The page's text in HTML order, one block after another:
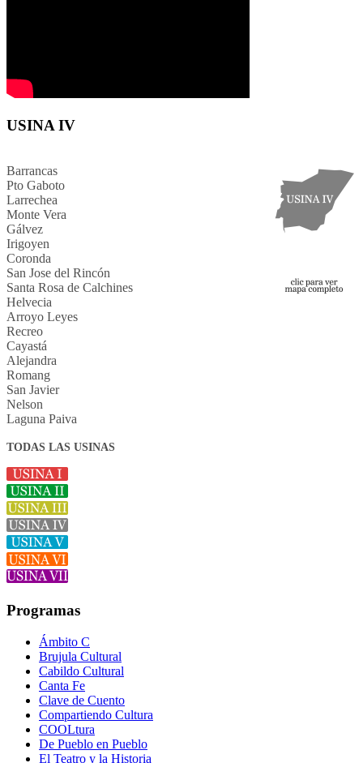
USINA IV
Barrancas
Pto Gaboto
Larrechea
Monte Vera
Gálvez
Irigoyen
Coronda
San Jose del Rincón
Santa Rosa de Calchines
Helvecia
Arroyo Leyes
Recreo
Cayastá
Alejandra
Romang
San Javier
Nelson
Laguna Paiva
TODAS LAS USINAS
Programas
Ámbito C
Brujula Cultural
Cabildo Cultural
Canta Fe
Clave de Cuento
Compartiendo Cultura
COOLtura
De Pueblo en Pueblo
El Teatro y la Historia